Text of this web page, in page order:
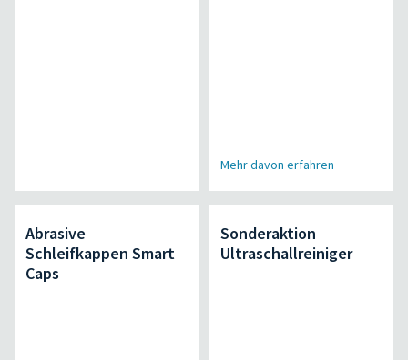
Mehr davon erfahren
Abrasive
Schleifkappen Smart
Caps
Sonderaktion
Ultraschallreiniger